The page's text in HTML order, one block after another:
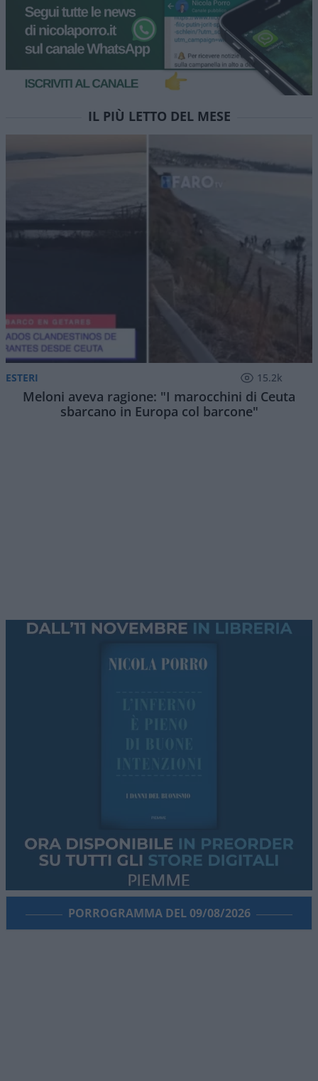
IL PIÙ LETTO DEL MESE
ESTERI 15.2k
Meloni aveva ragione: "I marocchini di Ceuta
sbarcano in Europa col barcone"
PORROGRAMMA DEL 09/08/2026